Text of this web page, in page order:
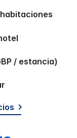
habitaciones
/ estancia)